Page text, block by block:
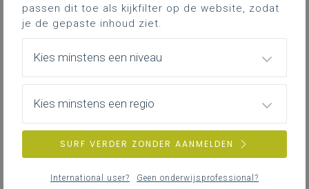
Inspirerend materiaal
Ondersteuning op de klasvloer.
Achtergrond
Literatuur, onderzoek, regelgeving, websites …
passen dit toe als kijkfilter op de website, zodat
je de gepaste inhoud ziet.
Kies minstens een niveau
Kies minstens een regio
SURF VERDER ZONDER AANMELDEN
International user? Geen onderwijsprofessional?